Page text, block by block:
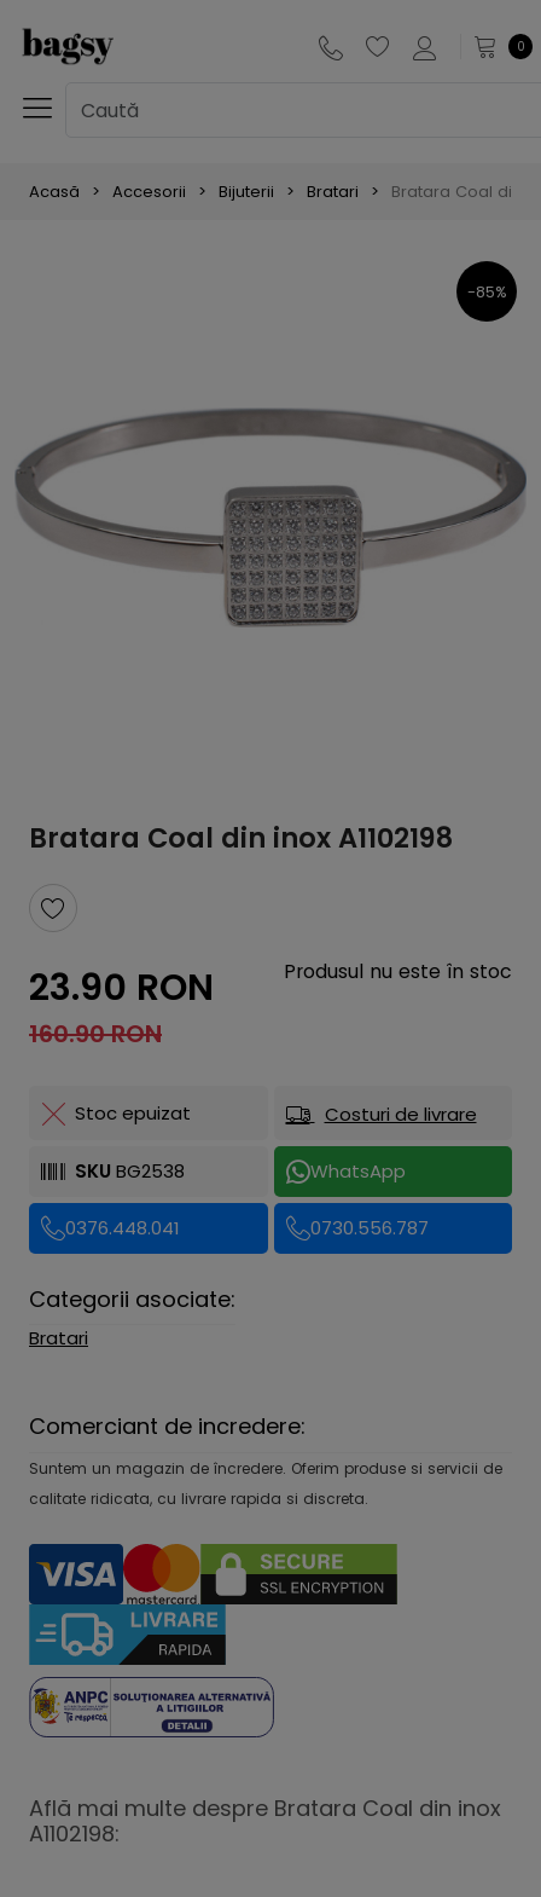
0
Acasă Accesorii Bijuterii Bratari Bratara Coal din
-85%
Bratara Coal din inox A1102198
23.90 RON
160.90 RON
Produsul nu este în stoc
Stoc epuizat Costuri de livrare
SKU BG2538 WhatsApp
0376.448.041 0730.556.787
Categorii asociate:
Bratari
Comerciant de incredere:
Suntem un magazin de încredere. Oferim produse si servicii de
calitate ridicata, cu livrare rapida si discreta.
Află mai multe despre Bratara Coal din inox
A1102198: